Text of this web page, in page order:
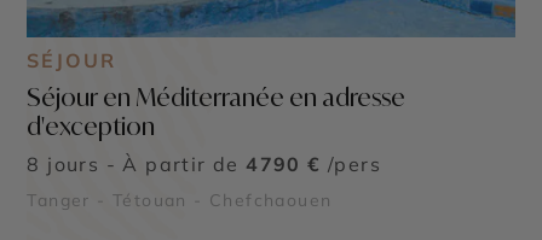
SÉJOUR
Séjour en Méditerranée en adresse
d'exception
8 jours - À partir de 4790 € /pers
Tanger - Tétouan - Chefchaouen